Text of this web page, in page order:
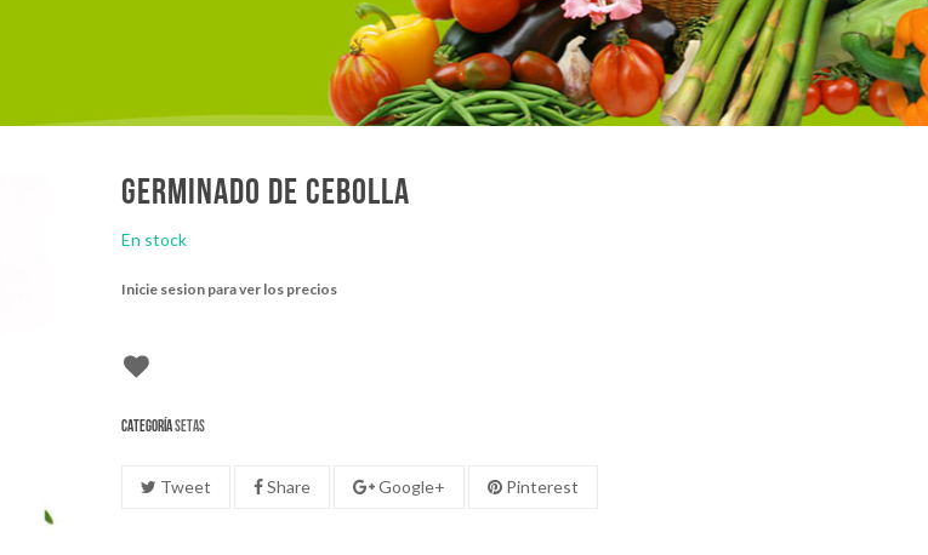
Germinado de cebolla
En stock
Inicie sesion para ver los precios
CategoríaSetas
Tweet Share Google+ Pinterest